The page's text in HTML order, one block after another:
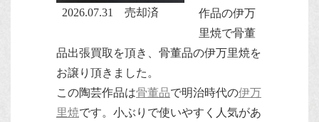
2026.07.31 売却済
作品の伊万
里焼で骨董
品出張買取を頂き、骨董品の伊万里焼を
お譲り頂きました。
この陶芸作品は骨董品で明治時代の伊万
里焼です。小ぶりで使いやすく人気があ